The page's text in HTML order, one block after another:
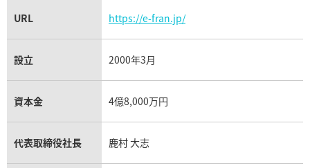
URL https://e-fran.jp/
設立 2000年3月
資本金 4億8,000万円
代表取締役社長 鹿村 大志